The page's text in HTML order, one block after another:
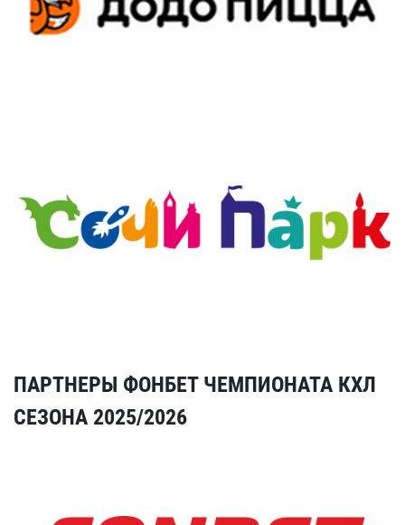
ПАРТНЕРЫ ФОНБЕТ ЧЕМПИОНАТА КХЛ
СЕЗОНА 2025/2026